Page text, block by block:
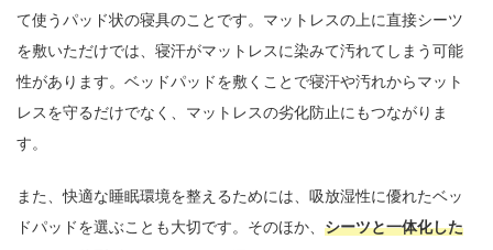
て使うパッド状の寝具のことです。マットレスの上に直接シーツ
を敷いただけでは、寝汗がマットレスに染みて汚れてしまう可能
性があります。ベッドパッドを敷くことで寝汗や汚れからマット
レスを守るだけでなく、マットレスの劣化防止にもつながりま
す。
また、快適な睡眠環境を整えるためには、吸放湿性に優れたベッ
ドパッドを選ぶことも大切です。そのほか、 シーツと一体化した